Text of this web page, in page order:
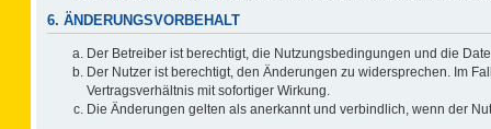
6. ÄNDERUNGSVORBEHALT
Der Betreiber ist berechtigt, die Nutzungsbedingungen und die
Der Nutzer ist berechtigt, den Änderungen zu widersprechen. Im
Vertragsverhältnis mit sofortiger Wirkung.
Die Änderungen gelten als anerkannt und verbindlich, wenn der